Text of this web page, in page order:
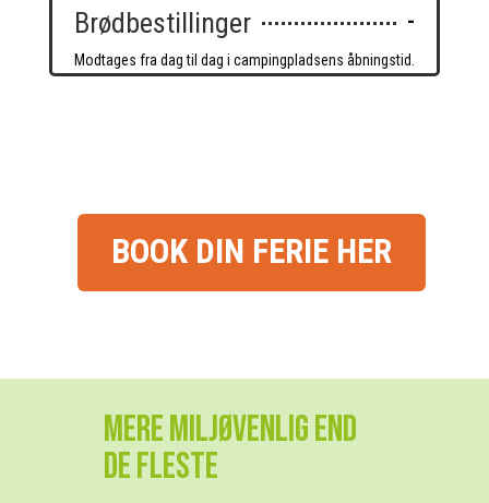
Brødbestillinger -
Modtages fra dag til dag i campingpladsens åbningstid.
BOOK DIN FERIE HER
mere miljøvenlig end
de fleste